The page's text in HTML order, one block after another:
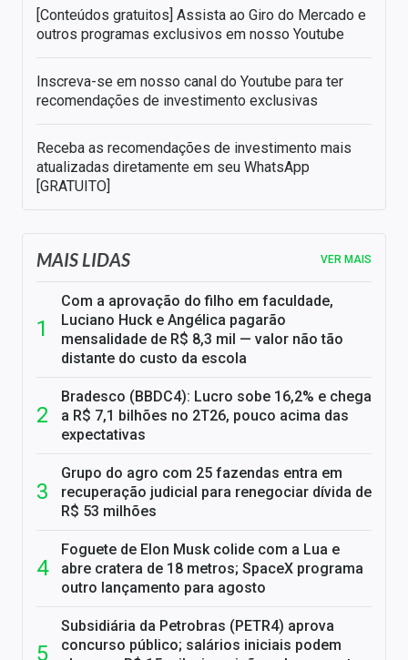
[Conteúdos gratuitos] Assista ao Giro do Mercado e
outros programas exclusivos em nosso Youtube
Inscreva-se em nosso canal do Youtube para ter
recomendações de investimento exclusivas
Receba as recomendações de investimento mais
atualizadas diretamente em seu WhatsApp
[GRATUITO]
MAIS LIDAS VER MAIS
Com a aprovação do filho em faculdade,
Luciano Huck e Angélica pagarão
mensalidade de R$ 8,3 mil — valor não tão
distante do custo da escola
Bradesco (BBDC4): Lucro sobe 16,2% e chega
a R$ 7,1 bilhões no 2T26, pouco acima das
expectativas
Grupo do agro com 25 fazendas entra em
recuperação judicial para renegociar dívida de
R$ 53 milhões
Foguete de Elon Musk colide com a Lua e
abre cratera de 18 metros; SpaceX programa
outro lançamento para agosto
Subsidiária da Petrobras (PETR4) aprova
concurso público; salários iniciais podem